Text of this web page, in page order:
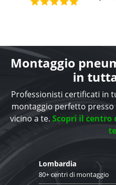
Montaggio
in
Professionisti certificati in
montaggio perfetto
vicino a te. Scopri il centro
te
Lombardia
80+ centri di montaggio